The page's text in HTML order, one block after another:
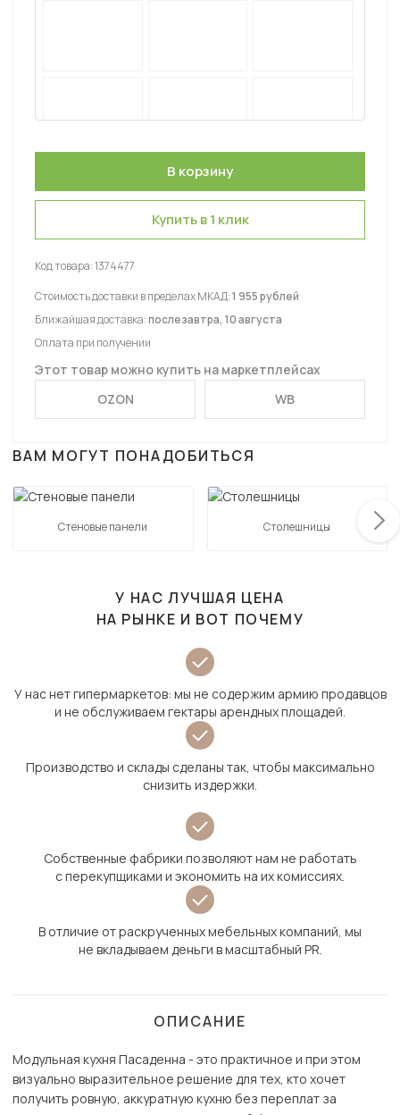
Купить в 1 клик
Код товара:1374477
Стоимость доставки в пределах МКАД:1 955 рублей
Ближайшая доставка:послезавтра, 10 августа
Оплата при получении
Этот товар можно купить на маркетплейсах
OZON
WB
ВАМ МОГУТ ПОНАДОБИТЬСЯ
Стеновые панели Столешницы
У НАС ЛУЧШАЯ ЦЕНА
НА РЫНКЕ И ВОТ ПОЧЕМУ
У нас нет гипермаркетов: мы не содержим армию продавцов
и не обслуживаем гектары арендных площадей.
Производство и склады сделаны так, чтобы максимально
снизить издержки.
Собственные фабрики позволяют нам не работать
с перекупщиками и экономить на их комиссиях.
В отличие от раскрученных мебельных компаний, мы
не вкладываем деньги в масштабный PR.
ОПИСАНИЕ
Модульная кухня Пасаденна - это практичное и при этом
визуально выразительное решение для тех, кто хочет
получить ровную, аккуратную кухню без переплат за